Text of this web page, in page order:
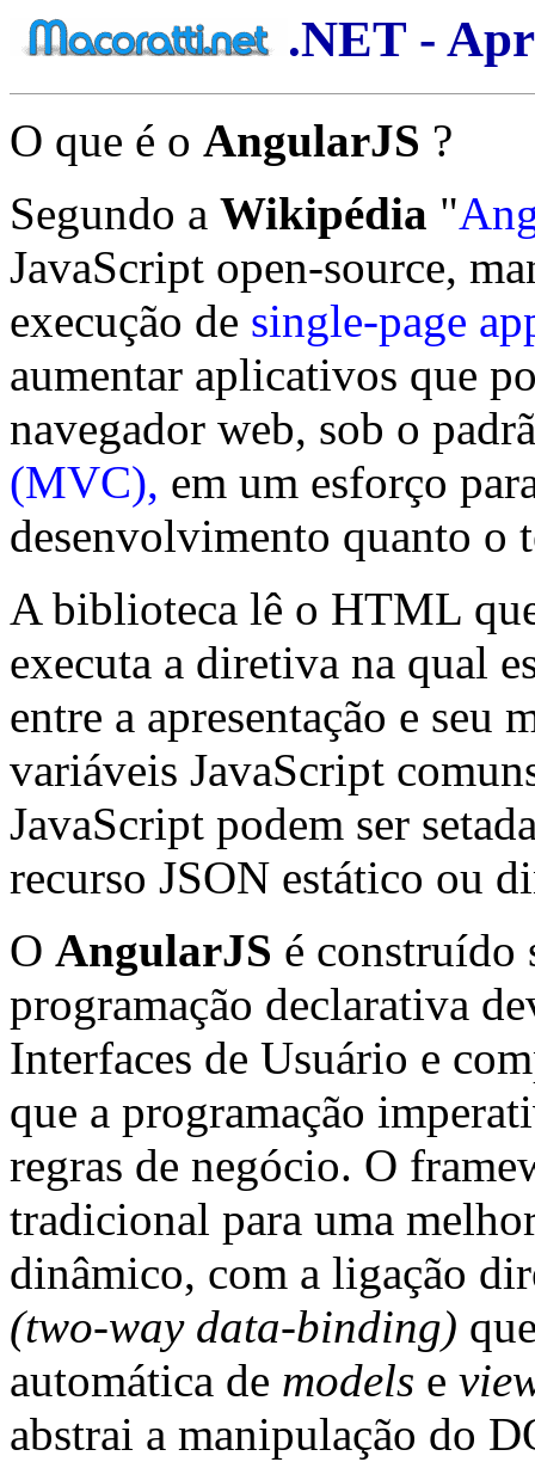
.NET -
O que é o AngularJS ?
Segundo a Wikipédia "
JavaScript open-source,
execução de single-page
aumentar aplicativos que
navegador web, sob o
(MVC), em um esforço
desenvolvimento quanto o
A biblioteca lê o HTML
executa a diretiva na qual
entre a apresentação e seu
variáveis JavaScript
JavaScript podem ser
recurso JSON estático ou
O AngularJS é construído
programação declarativa
Interfaces de Usuário e
que a programação
regras de negócio. O
tradicional para uma
dinâmico, com a ligação
(two-way data-binding)
automática de models e
abstrai a manipulação do